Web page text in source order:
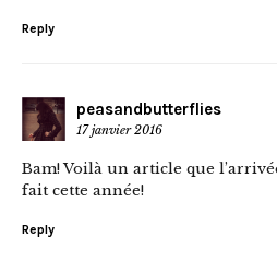
Reply
peasandbutterflies
17 janvier 2016
Bam! Voilà un article que
fait cette année!
Reply